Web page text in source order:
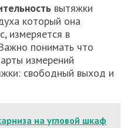
вытяжки
который она
измеряется в
понимать что
измерений
свободный выход и
на угловой шкаф